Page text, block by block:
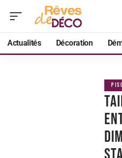
Actualités Décoration